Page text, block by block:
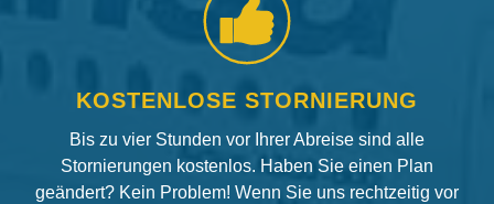
KOSTENLOSE STORNIERUNG
Bis zu vier Stunden vor Ihrer Abreise sind alle
Stornierungen kostenlos. Haben Sie einen Plan
geändert? Kein Problem! Wenn Sie uns rechtzeitig vor